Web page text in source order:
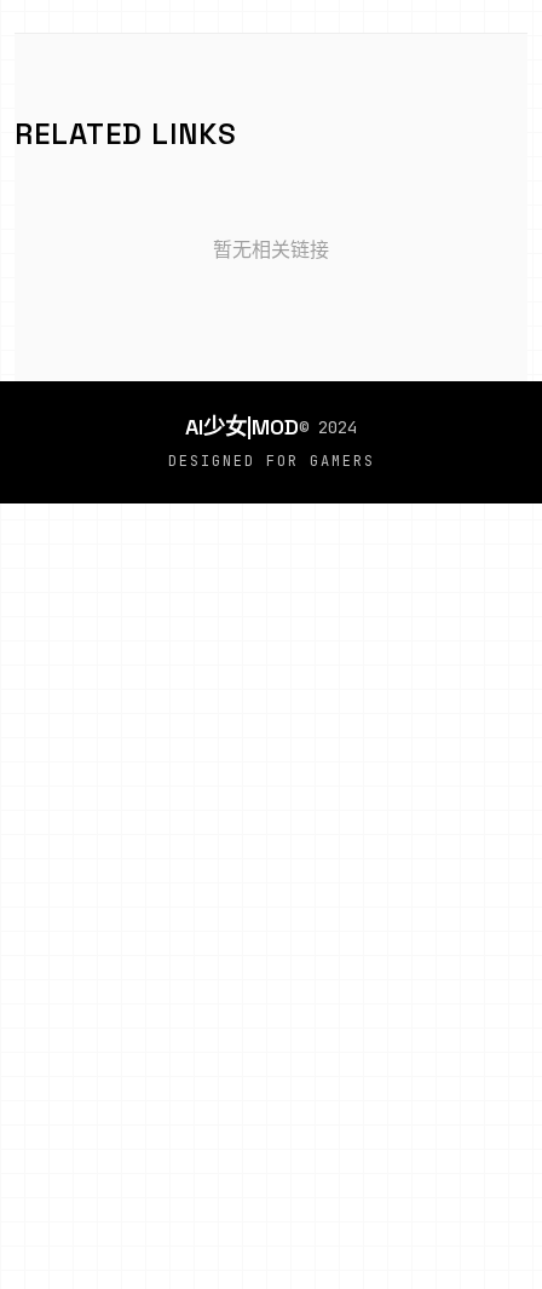
RELATED LINKS
暂无相关链接
AI少女|MOD© 2024
DESIGNED FOR GAMERS